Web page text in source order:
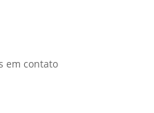
em contato